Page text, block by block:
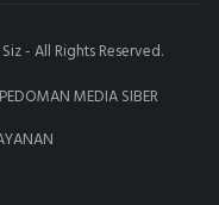
- All Rights Reserved.
PEDOMAN MEDIA SIBER